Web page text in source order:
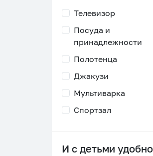
Телевизор
Посуда и
принадлежности
Полотенца
Джакузи
Мультиварка
Спортзал
И с детьми